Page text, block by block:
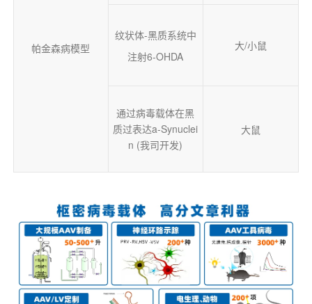
帕金森病模型
纹状体-黑质系统中
注射6-OHDA
大/小鼠
通过病毒载体在黑
质过表达a-Synuclei
n (我司开发)
大鼠